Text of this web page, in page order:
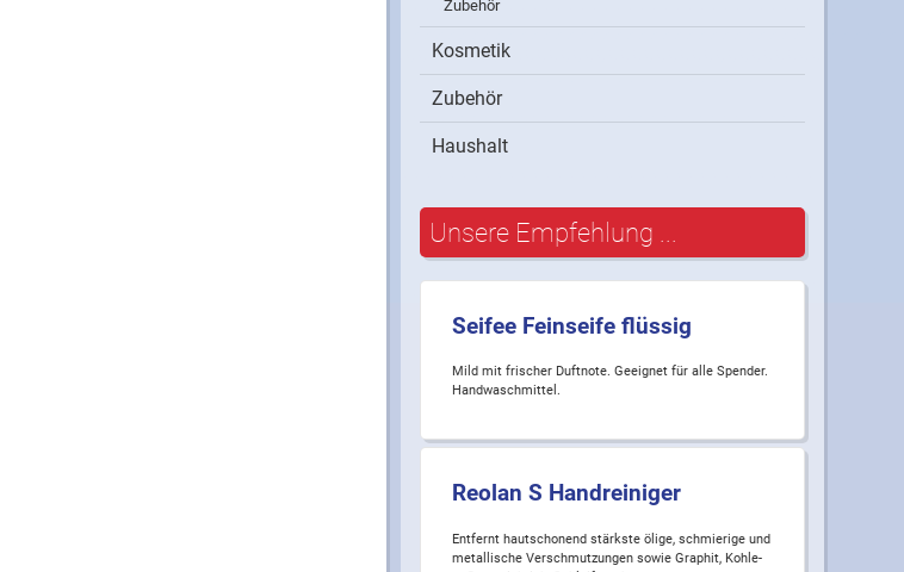
Zubehör
Kosmetik
Zubehör
Haushalt
Unsere Empfehlung ...
Seifee Feinseife flüssig
Mild mit frischer Duftnote. Geeignet für alle Spender.
Handwaschmittel.
Reolan S Handreiniger
Entfernt hautschonend stärkste ölige, schmierige und
metallische Verschmutzungen sowie Graphit, Kohle-